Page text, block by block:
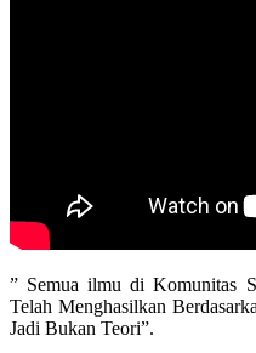
” Semua ilmu di Komunitas
Telah Menghasilkan
Jadi Bukan Teori”.